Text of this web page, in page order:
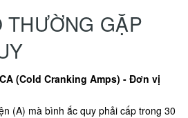
THƯỜNG GẶP
(Cold Cranking Amps) - Đơn vị
(A) mà bình ắc quy phải cấp trong 30